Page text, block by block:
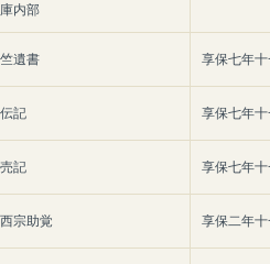
内部
遺書 享保七年
記 享保七年
記 享保七年
宗助覚 享保二年